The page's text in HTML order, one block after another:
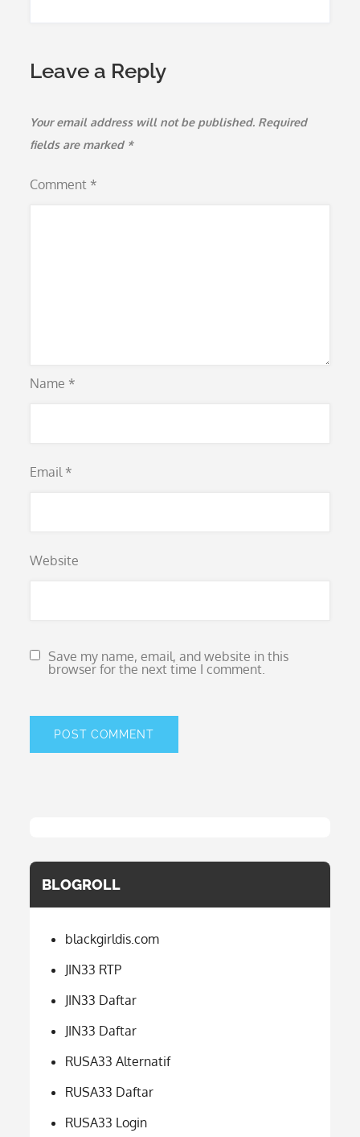
Leave a Reply
Your email address will not be published. Required
fields are marked *
Comment *
Name *
Email *
Website
Save my name, email, and website in this
browser for the next time I comment.
BLOGROLL
blackgirldis.com
JIN33 RTP
JIN33 Daftar
JIN33 Daftar
RUSA33 Alternatif
RUSA33 Daftar
RUSA33 Login